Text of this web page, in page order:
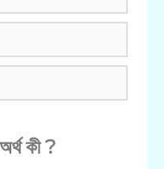
অর্থ কী ?